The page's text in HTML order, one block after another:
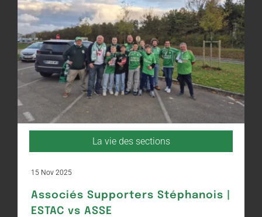
La vie des sections
15 Nov 2025
Associés Supporters Stéphanois |
ESTAC vs ASSE